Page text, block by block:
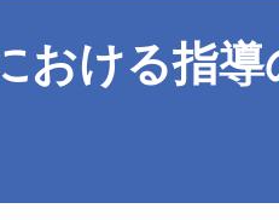
おける指導